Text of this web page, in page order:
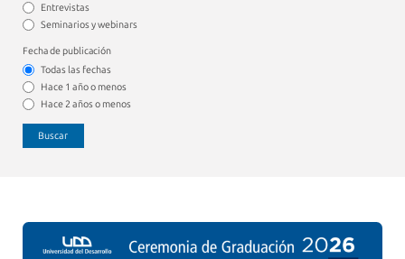
Entrevistas
Seminarios y webinars
Fecha de publicación
Todas las fechas
Hace 1 año o menos
Hace 2 años o menos
Buscar